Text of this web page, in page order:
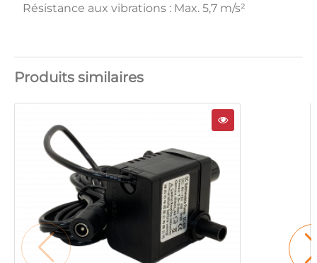
Résistance aux vibrations : Max. 5,7 m/s²
Produits similaires